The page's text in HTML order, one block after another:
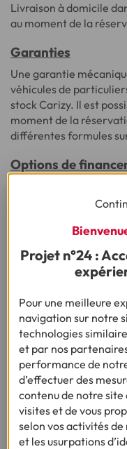
Livraison à domicile
au moment de la
Garanties
Une garantie
véhicules de
stock Carizy. Il est
moment de la
différentes formules
Options de
une simulation sur
Ça
Puis-je essayer le
Quel est
vendre ma voiture ?
L’estimation est-
Projet n°24 :
Pour une meilleure
navigation sur notre
technologies
et par nos
performance de
d’effectuer des
contenu de notre
visites et de vous
selon vos activités
et les usurpations